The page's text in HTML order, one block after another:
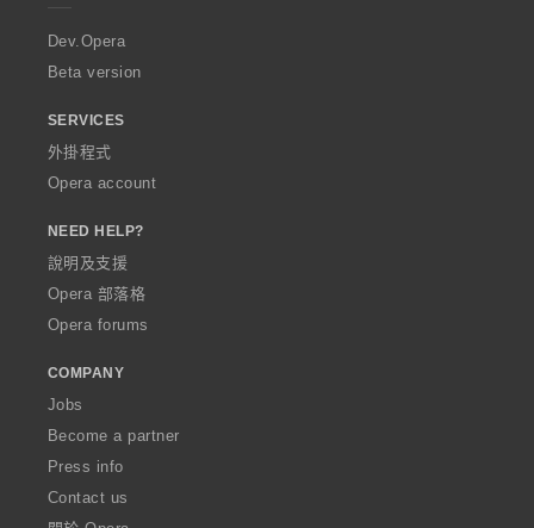
a
Dev.Opera
Beta version
SERVICES
外掛程式
Opera account
NEED HELP?
說明及支援
Opera 部落格
Opera forums
COMPANY
Jobs
Become a partner
Press info
Contact us